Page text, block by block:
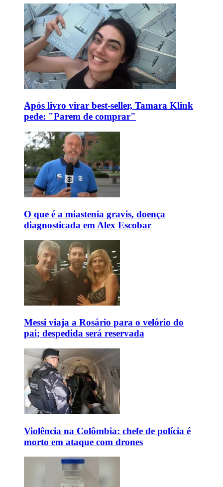
Após livro virar best-seller, Tamara Klink
pede: "Parem de comprar"
O que é a miastenia gravis, doença
diagnosticada em Alex Escobar
Messi viaja a Rosário para o velório do
pai; despedida será reservada
Violência na Colômbia: chefe de polícia é
morto em ataque com drones